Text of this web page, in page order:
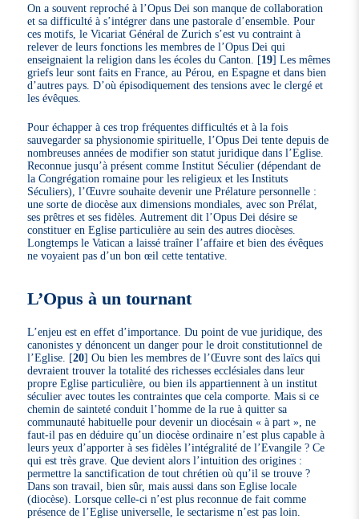
On a souvent reproché à l’Opus Dei son manque de collaboration
et sa difficulté à s’intégrer dans une pastorale d’ensemble. Pour
ces motifs, le Vicariat Général de Zurich s’est vu contraint à
relever de leurs fonctions les membres de l’Opus Dei qui
enseignaient la religion dans les écoles du Canton.
[19] Les mêmes
griefs leur sont faits en France, au Pérou, en Espagne et dans bien
d’autres pays. D’où épisodiquement des tensions avec le clergé et
les évêques.
Pour échapper à ces trop fréquentes difficultés et à la fois
sauvegarder sa physionomie spirituelle, l’Opus Dei tente depuis de
nombreuses années de modifier son statut juridique dans l’Eglise.
Reconnue jusqu’à présent comme Institut Séculier (dépendant de
la Congrégation romaine pour les religieux et les Instituts
Séculiers), l’Œuvre souhaite devenir une Prélature personnelle :
une sorte de diocèse aux dimensions mondiales, avec son Prélat,
ses prêtres et ses fidèles. Autrement dit l’Opus Dei désire se
constituer en Eglise particulière au sein des autres diocèses.
Longtemps le Vatican a laissé traîner l’affaire et bien des évêques
ne voyaient pas d’un bon œil cette tentative.
L’Opus à un tournant
L’enjeu est en effet d’importance. Du point de vue juridique, des
canonistes y dénoncent un danger pour le droit constitutionnel de
l’Eglise. [20] Ou bien les membres de l’Œuvre sont des laïcs qui
devraient trouver la totalité des richesses ecclésiales dans leur
propre Eglise particulière, ou bien ils appartiennent à un institut
séculier avec toutes les contraintes que cela comporte. Mais si ce
chemin de sainteté conduit l’homme de la rue à quitter sa
communauté habituelle pour devenir un diocésain « à part », ne
faut-il pas en déduire qu’un diocèse ordinaire n’est plus capable à
leurs yeux d’apporter à ses fidèles l’intégralité de l’Evangile ? Ce
qui est très grave. Que devient alors l’intuition des origines :
permettre la sanctification de tout chrétien où qu’il se trouve ?
Dans son travail, bien sûr, mais aussi dans son Eglise locale
(diocèse). Lorsque celle-ci n’est plus reconnue de fait comme
présence de l’Eglise universelle, le sectarisme n’est pas loin.